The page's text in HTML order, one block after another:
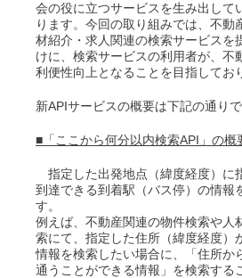
会の役に立つサービスを生み出して
ります。今回の取り組みでは、不動
材紹介・求人関連の検索サービスを
けに、検索サービスの利用者が、不
利便性向上となることを目指してお
新APIサービスの概要は下記の通りで
■「ここから何分以内検索API」の概
指定した出発地点（緯度経度）に
到達できる到着駅（バス停）の情報
す。
例えば、不動産関連の物件検索や人
索にて、指定した住所（緯度経度）
情報を検索したい場合に、「住所か
通うことができる情報」を検索する